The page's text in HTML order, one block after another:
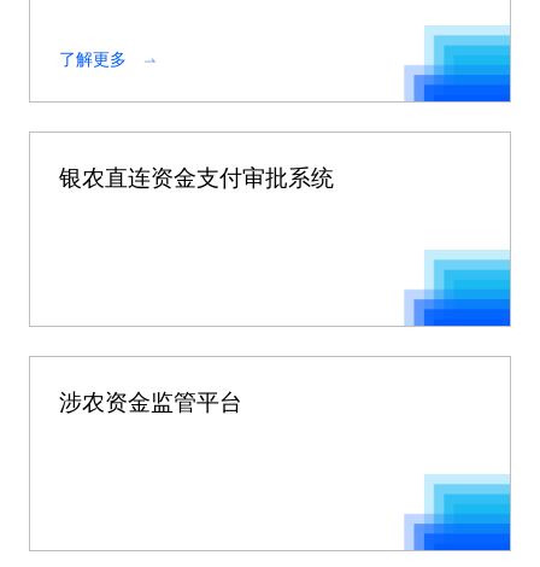
了解更多
银农直连资金支付审批系统
涉农资金监管平台